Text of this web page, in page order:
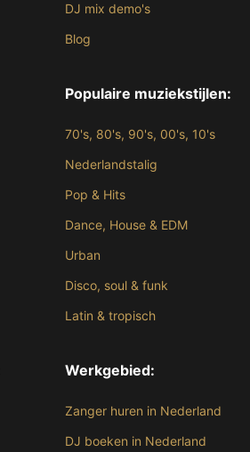
DJ mix demo's
Blog
Populaire muziekstijlen:
70's, 80's, 90's, 00's, 10's
Nederlandstalig
Pop & Hits
Dance, House & EDM
Urban
Disco, soul & funk
Latin & tropisch
Werkgebied:
Zanger huren in Nederland
DJ boeken in Nederland